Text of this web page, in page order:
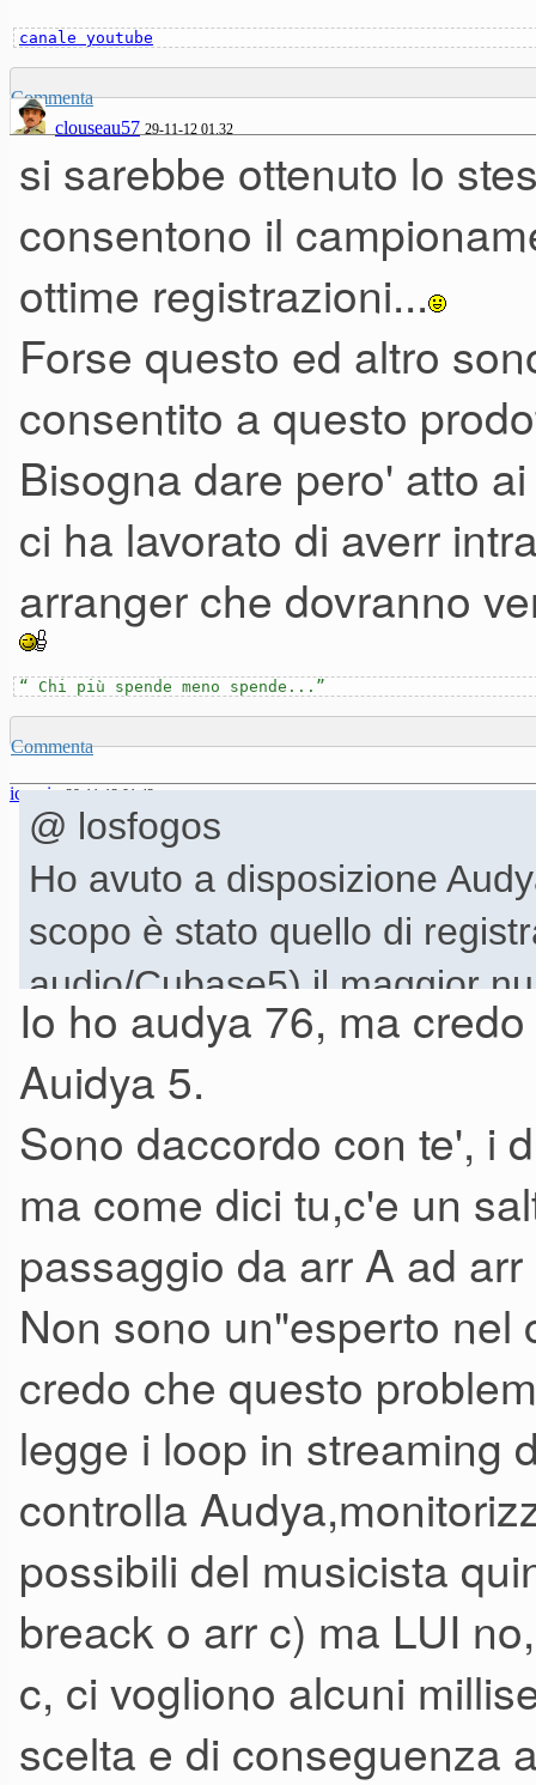
canale youtube
Commenta
clouseau57 29-11-12 01.32
si sarebbe ottenuto lo
consentono il
ottime registrazioni...
Forse questo ed altro
consentito a questo
Bisogna dare pero' atto
ci ha lavorato di averr
arranger che dovranno
“ Chi più spende meno spende...”
Commenta
icaroio 29-11-12 01.42
@ losfogos
Ho avuto a disposizione
scopo è stato quello di
audio/Cubase5) il maggior
batteria con i vari intro,
contesti.
Premettendo che non ho
suono e arrangiamento
quello "drum") devo dire
suonati da batteristi in
paura!! Molto, ma molto
Pa2xpro, che sono
sente.
Ora però gli esperti nel
perchè quando si vuole
sfarfallano vistosamente,
qualche secondo. Capisco
Io ho audya 76, ma
Auidya 5.
Sono daccordo con te', i
ma come dici tu,c'e un
passaggio da arr A ad
Non sono un"esperto
credo che questo
legge i loop in streaming
controlla
possibili del musicista
breack o arr c) ma LUI
c, ci vogliono alcuni
scelta e di conseguenza